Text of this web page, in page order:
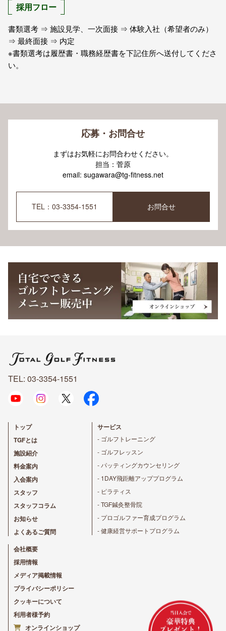
採用フロー
書類選考 ⇒ 施設見学、一次面接 ⇒ 体験入社（希望者のみ）
⇒ 最終面接 ⇒ 内定
※書類選考は履歴書・職務経歴書を下記住所へ送付してくださ
い。
応募・お問合せ
まずはお気軽にお問合わせください。
担当：菅原
email: sugawara@tg-fitness.net
TEL：03-3354-1551 お問合せ
TEL: 03-3354-1551
トップ
TGFとは
施設紹介
料金案内
入会案内
スタッフ
スタッフコラム
お知らせ
よくあるご質問
サービス
- ゴルフトレーニング
- ゴルフレッスン
- パッティングカウンセリング
- 1DAY飛距離アッププログラム
- ピラティス
- TGF鍼灸整骨院
- プロゴルファー育成プログラム
- 健康経営サポートプログラム
会社概要
採用情報
メディア掲載情報
プライバシーポリシー
クッキーについて
利用者様予約
オンラインショップ